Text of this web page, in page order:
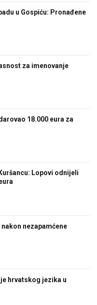
u Gospiću: Pronađene
za imenovanje
18.000 eura za
Lopovi odnijeli
nezapamćene
hrvatskog jezika u